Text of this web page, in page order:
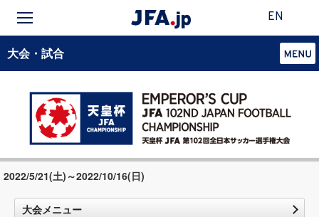
EN
大会・試合
2022/5/21(土)～2022/10/16(日)
大会メニュー